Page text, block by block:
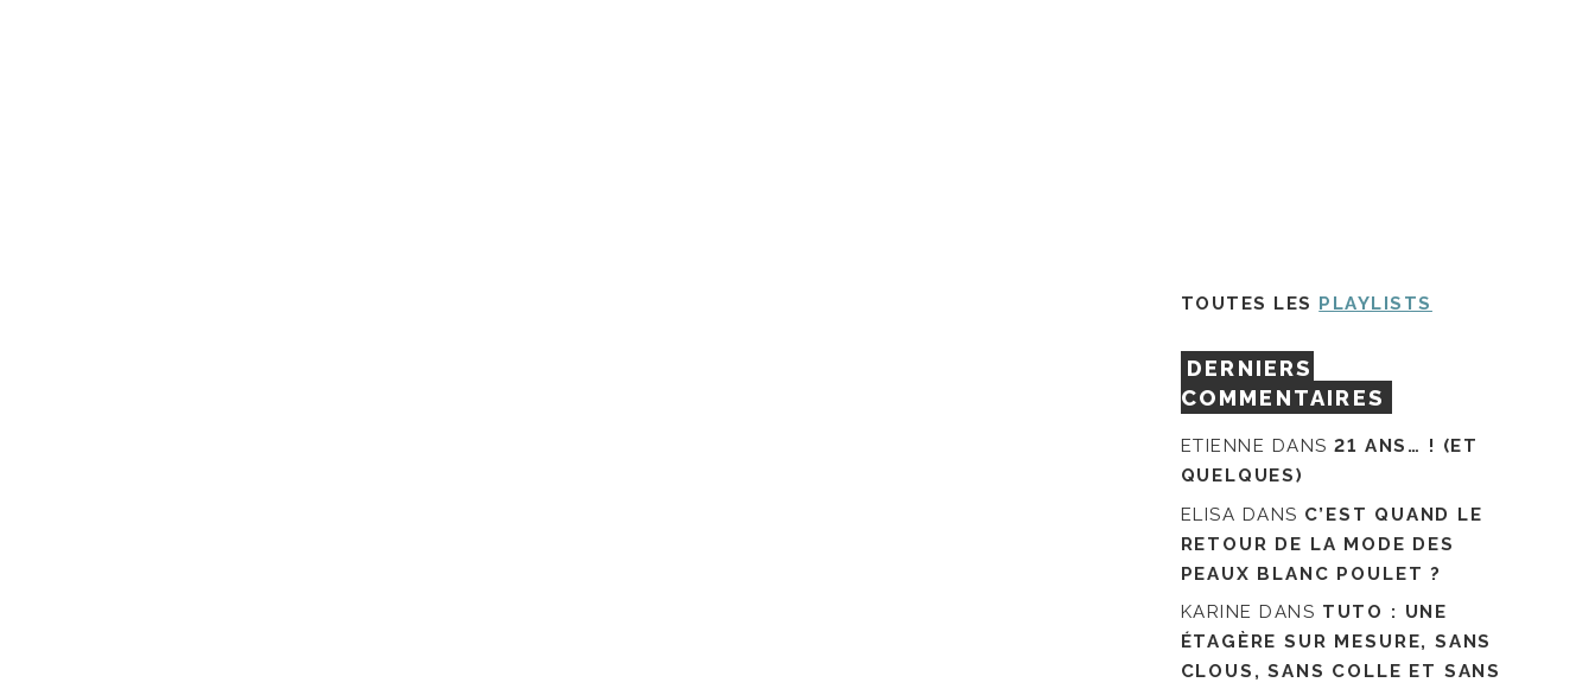
TOUTES LES PLAYLISTS
DERNIERS
COMMENTAIRES
ETIENNE DANS21 ANS… ! (ET
QUELQUES)
ELISA DANS C’EST QUAND LE
RETOUR DE LA MODE DES
PEAUX BLANC POULET ?
KARINE DANS TUTO : UNE
ÉTAGÈRE SUR MESURE, SANS
CLOUS, SANS COLLE ET SANS